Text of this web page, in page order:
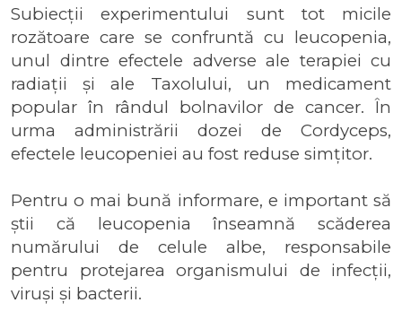
Subiecții experimentului sunt tot micile
rozătoare care se confruntă cu leucopenia,
unul dintre efectele adverse ale terapiei cu
radiații și ale Taxolului, un medicament
popular în rândul bolnavilor de cancer. În
urma administrării dozei de Cordyceps,
efectele leucopeniei au fost reduse simțitor.
Pentru o mai bună informare, e important să
știi că leucopenia înseamnă scăderea
numărului de celule albe, responsabile
pentru protejarea organismului de infecții,
viruși și bacterii.